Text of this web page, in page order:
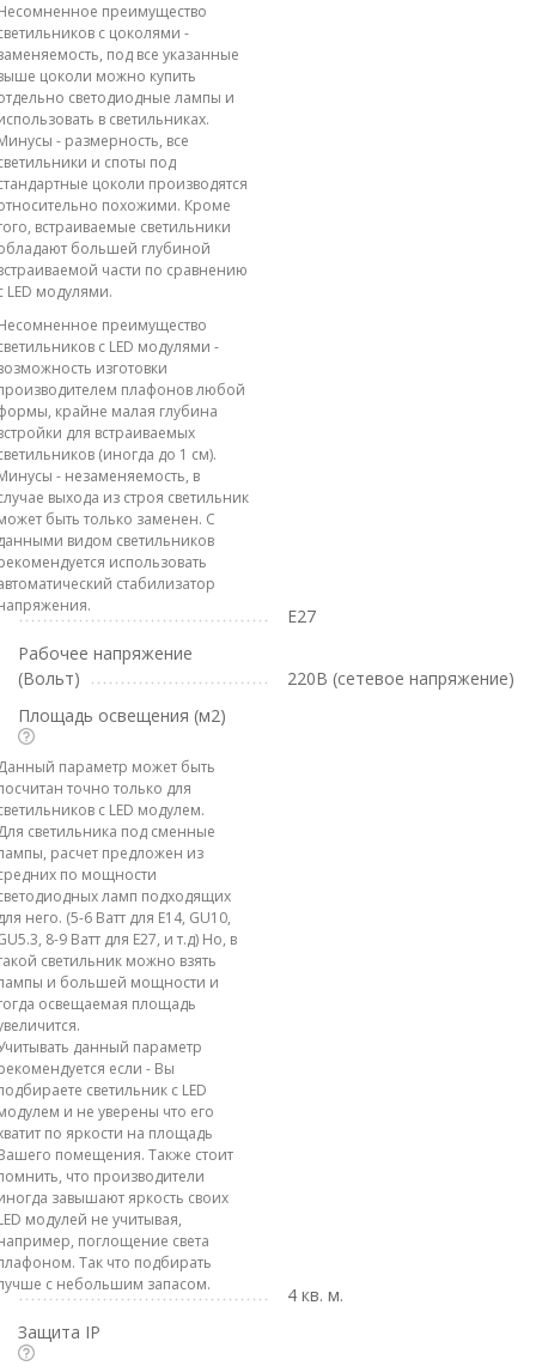
преимущество
с цоколями -
под все указанные
цоколи можно купить
светодиодные лампы и
в светильниках.
- размерность, все
и споты под
цоколи производятся
похожими. Кроме
встраиваемые светильники
большей глубиной
части по сравнению
LED модулями.
преимущество
с LED модулями -
изготовки
плафонов любой
крайне малая глубина
для встраиваемых
(иногда до 1 см).
- незаменяемость, в
выхода из строя светильник
быть только заменен. С
видом светильников
использовать
стабилизатор
E27
Рабочее напряжение
(Вольт)
220В (сетевое напряжение)
Площадь освещения (м2)
параметр может быть
точно только для
с LED модулем.
светильника под сменные
расчет предложен из
по мощности
ламп подходящих
него. (5-6 Ватт для E14, GU10,
8-9 Ватт для E27, и т.д) Но, в
светильник можно взять
и большей мощности и
освещаемая площадь
данный параметр
если - Вы
светильник с LED
и не уверены что его
по яркости на площадь
помещения. Также стоит
что производители
завышают яркость своих
модулей не учитывая,
поглощение света
Так что подбирать
с небольшим запасом.
4 кв. м.
Защита IP